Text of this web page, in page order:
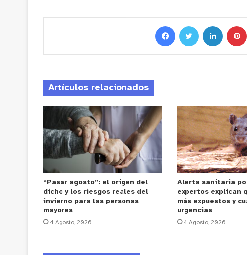
Artículos relacionados
“Pasar agosto”: el origen del
dicho y los riesgos reales del
invierno para las personas
mayores
4 Agosto, 2026
Alerta sanitaria
expertos explican
más expuestos y
urgencias
4 Agosto, 2026